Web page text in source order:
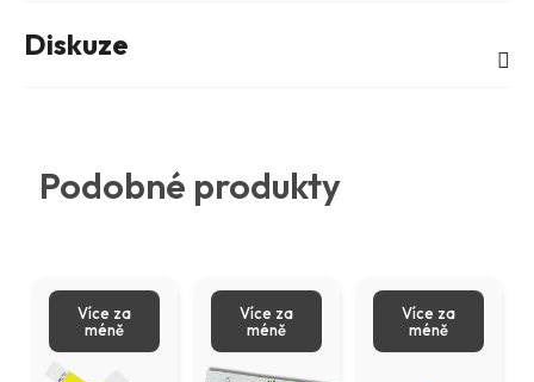
Diskuze
Podobné produkty
Více za
méně
Více za
méně
Více za
méně